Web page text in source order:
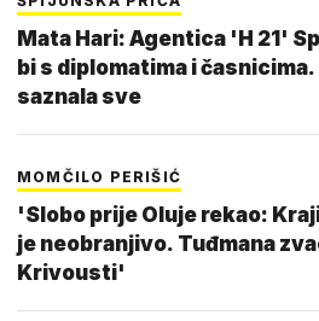
Mata Hari: Agentica 'H 21'
bi s diplomatima i časnicima.
saznala sve
MOMČILO PERIŠIĆ
'Slobo prije Oluje rekao:
je neobranjivo. Tuđmana
Krivousti'